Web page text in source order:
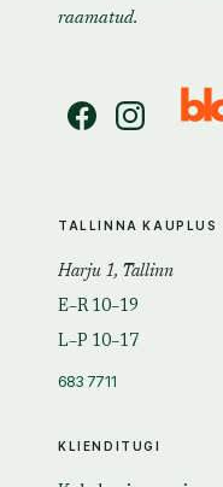
raamatud.
KLIENDITUGI
TALLINNA KAUPLUS
Harju 1, Tallinn
E–R 10–19
L–P 10–17
683 7711